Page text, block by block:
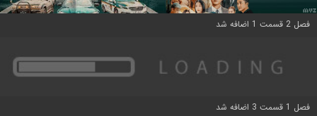
فصل 2 قسمت 1 اضافه شد
فصل 1 قسمت 3 اضافه شد